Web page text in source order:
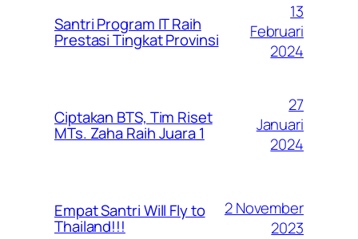
Santri Program IT Raih
Prestasi Tingkat Provinsi
13
Februari
2024
Ciptakan BTS, Tim Riset
MTs. Zaha Raih Juara 1
27
Januari
2024
Empat Santri Will Fly to
Thailand!!!
2 November
2023